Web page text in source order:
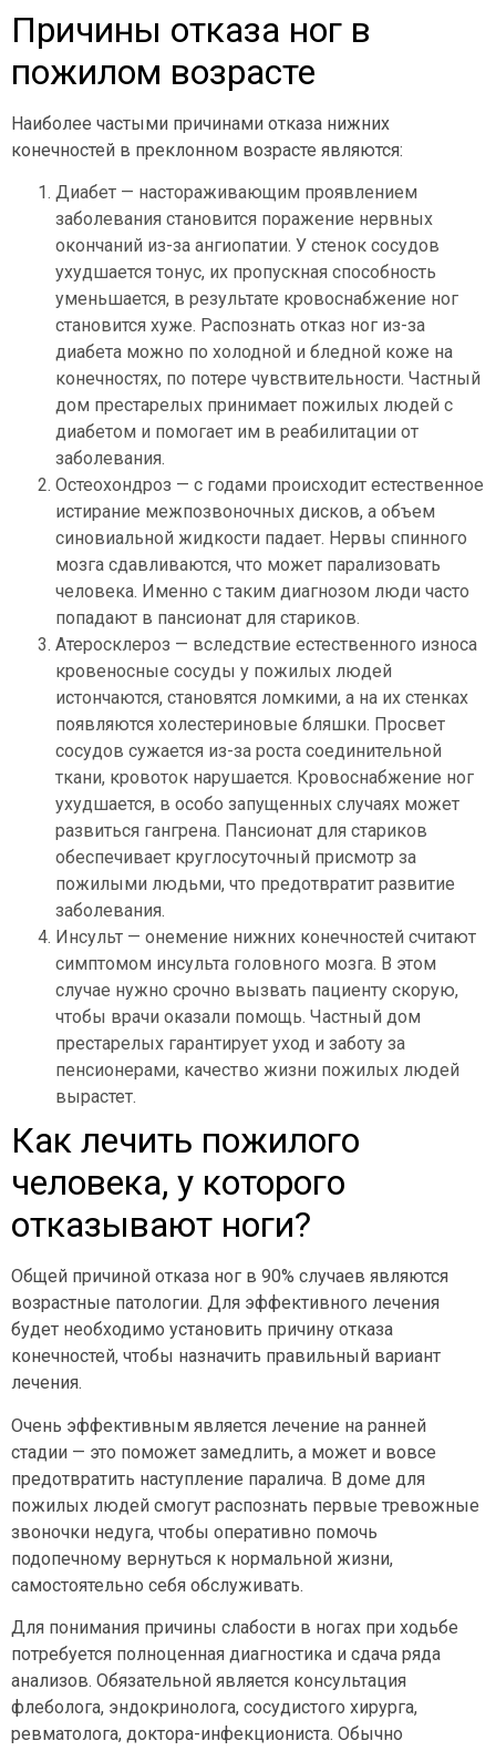
Причины отказа ног в
пожилом возрасте
Наиболее частыми причинами отказа нижних
конечностей в преклонном возрасте являются:
Диабет — настораживающим проявлением
заболевания становится поражение нервных
окончаний из-за ангиопатии. У стенок сосудов
ухудшается тонус, их пропускная способность
уменьшается, в результате кровоснабжение ног
становится хуже. Распознать отказ ног из-за
диабета можно по холодной и бледной коже на
конечностях, по потере чувствительности. Частный
дом престарелых принимает пожилых людей с
диабетом и помогает им в реабилитации от
заболевания.
Остеохондроз — с годами происходит естественное
истирание межпозвоночных дисков, а объем
синовиальной жидкости падает. Нервы спинного
мозга сдавливаются, что может парализовать
человека. Именно с таким диагнозом люди часто
попадают в пансионат для стариков.
Атеросклероз — вследствие естественного износа
кровеносные сосуды у пожилых людей
истончаются, становятся ломкими, а на их стенках
появляются холестериновые бляшки. Просвет
сосудов сужается из-за роста соединительной
ткани, кровоток нарушается. Кровоснабжение ног
ухудшается, в особо запущенных случаях может
развиться гангрена. Пансионат для стариков
обеспечивает круглосуточный присмотр за
пожилыми людьми, что предотвратит развитие
заболевания.
Инсульт — онемение нижних конечностей считают
симптомом инсульта головного мозга. В этом
случае нужно срочно вызвать пациенту скорую,
чтобы врачи оказали помощь. Частный дом
престарелых гарантирует уход и заботу за
пенсионерами, качество жизни пожилых людей
вырастет.
Как лечить пожилого
человека, у которого
отказывают ноги?
Общей причиной отказа ног в 90% случаев являются
возрастные патологии. Для эффективного лечения
будет необходимо установить причину отказа
конечностей, чтобы назначить правильный вариант
лечения.
Очень эффективным является лечение на ранней
стадии — это поможет замедлить, а может и вовсе
предотвратить наступление паралича. В доме для
пожилых людей смогут распознать первые тревожные
звоночки недуга, чтобы оперативно помочь
подопечному вернуться к нормальной жизни,
самостоятельно себя обслуживать.
Для понимания причины слабости в ногах при ходьбе
потребуется полноценная диагностика и сдача ряда
анализов. Обязательной является консультация
флеболога, эндокринолога, сосудистого хирурга,
ревматолога, доктора-инфекциониста. Обычно